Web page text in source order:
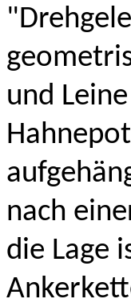
und
nach
die Lage